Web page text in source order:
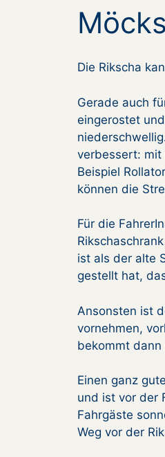
Die Rikscha
Gerade auch
eingerostet
verbessert: mit
Beispiel
können die
Für die
ist als der alte
gestellt hat,
Ansonsten ist
vornehmen,
bekommt
Einen ganz
und ist vor der
Fahrgäste
Weg vor der